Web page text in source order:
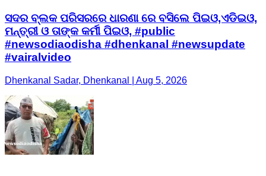
ସଦର ବ୍ଲକ ପରିସରରେ ଧାରଣା ରେ ବସିଲେ ପିଇଓ,ଏଡିଇଓ,
ମନ୍ତ୍ରୀ ଓ ତାଙ୍କ କର୍ମୀ ପିଇଓ, #public
#newsodiaodisha #dhenkanal #newsupdate
#vairalvideo
Dhenkanal Sadar, Dhenkanal | Aug 5, 2026